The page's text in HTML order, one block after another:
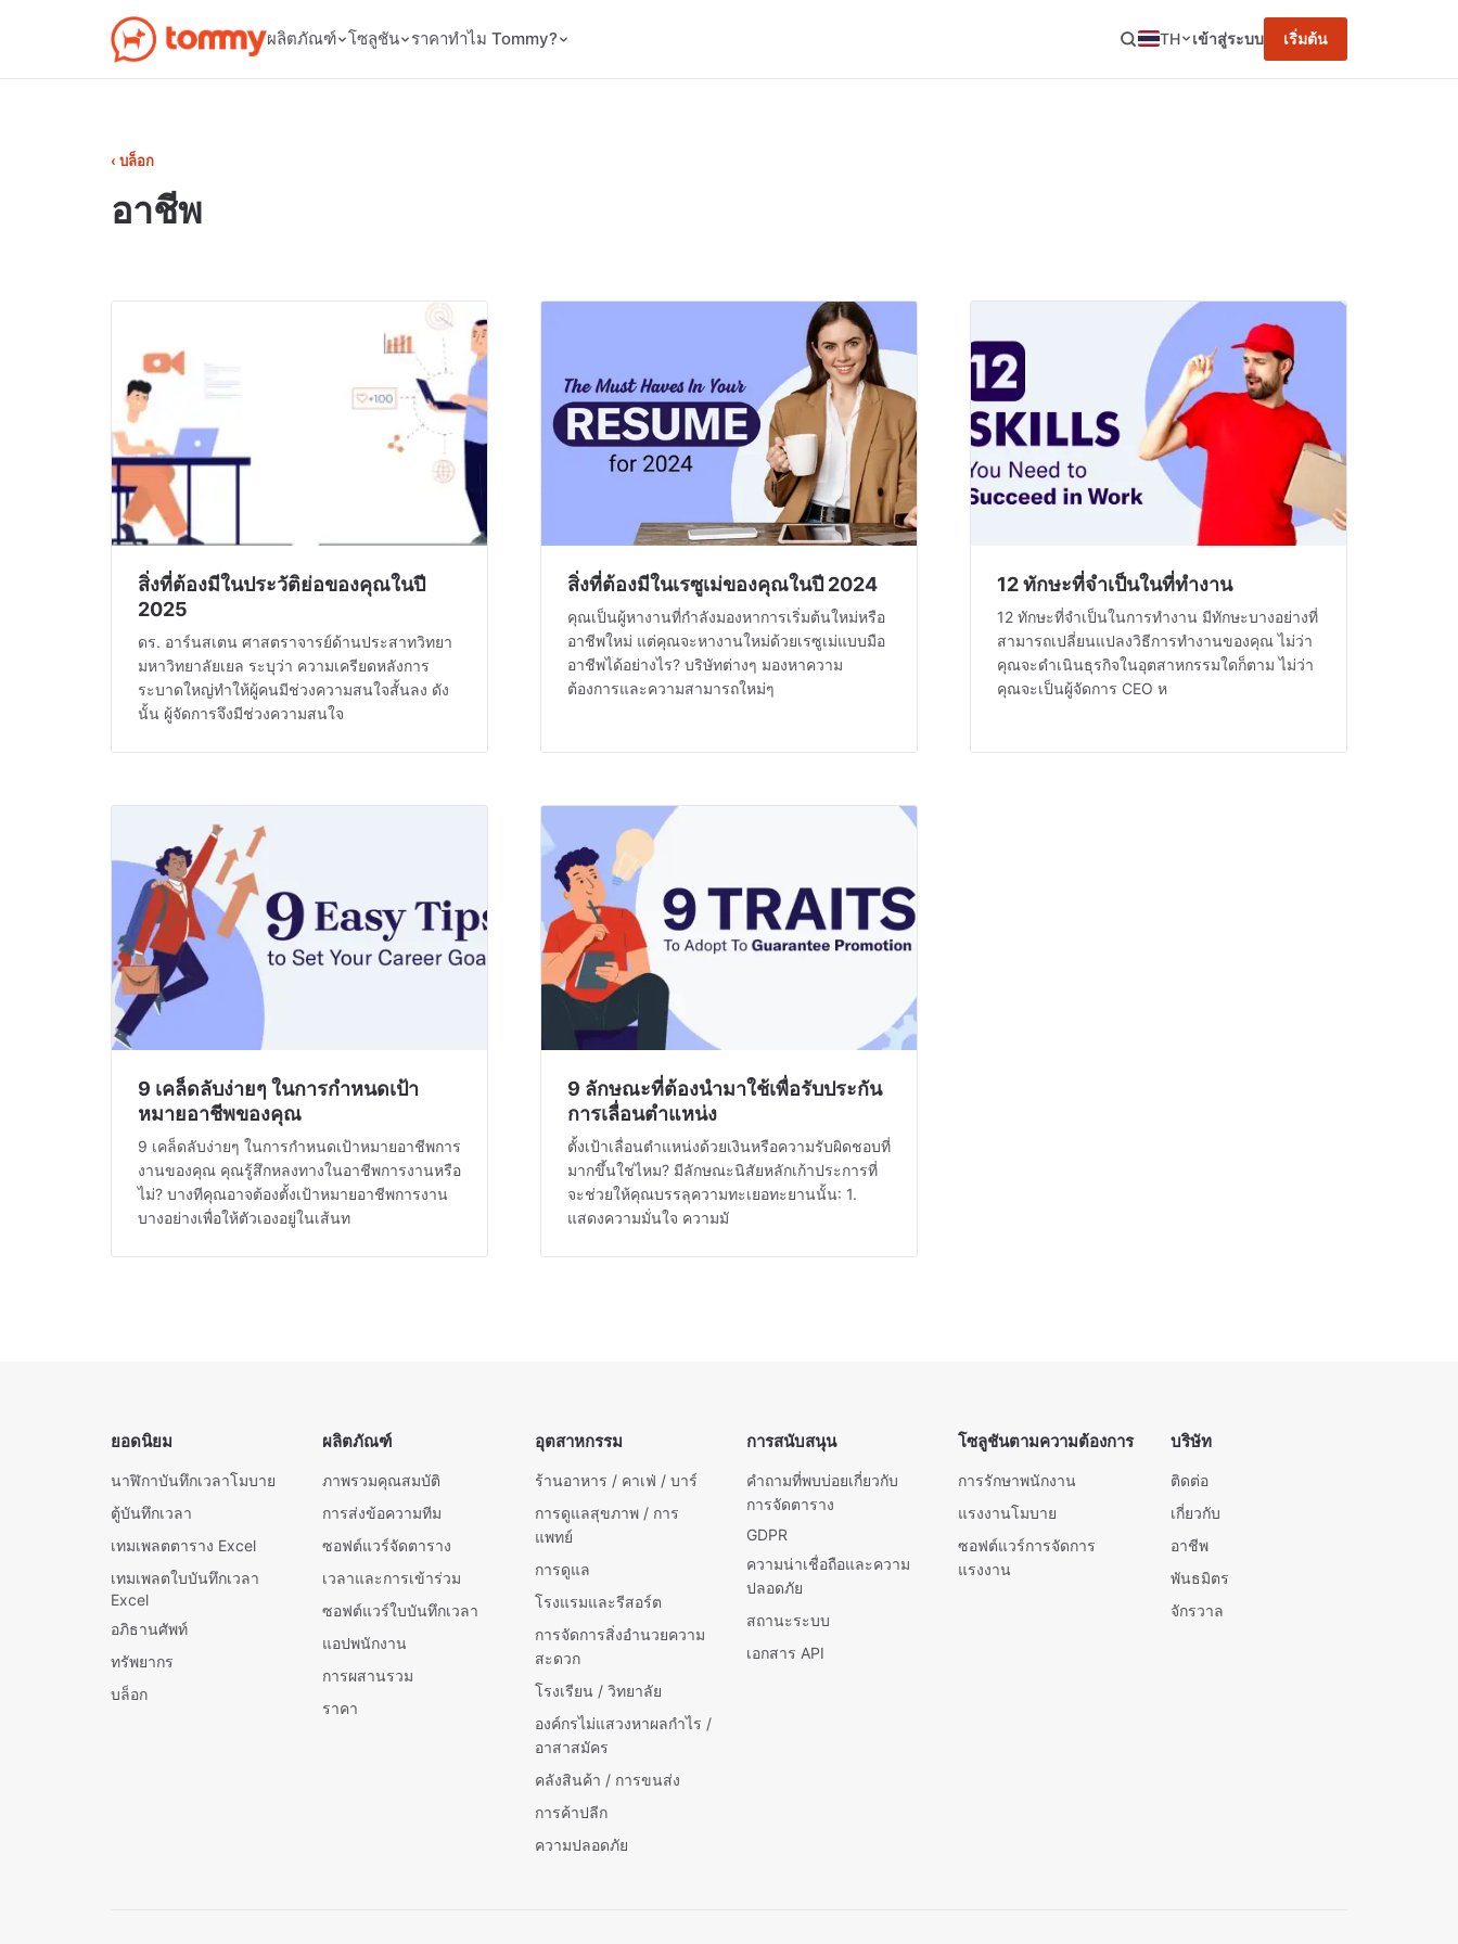
ผลิตภัณฑ์ โซลูชัน ราคาทำไม Tommy? TH เข้าสู่ระบบ เริ่มต้น
‹ บล็อก
อาชีพ
สิ่งที่ต้องมีในประวัติย่อของคุณในปี
2025
ดร. อาร์นสเตน ศาสตราจารย์ด้านประสาทวิทยา
มหาวิทยาลัยเยล ระบุว่า ความเครียดหลังการ
ระบาดใหญ่ทำให้ผู้คนมีช่วงความสนใจสั้นลง ดัง
นั้น ผู้จัดการจึงมีช่วงความสนใจ
สิ่งที่ต้องมีในเรซูเม่ของคุณในปี 2024
คุณเป็นผู้หางานที่กำลังมองหาการเริ่มต้นใหม่หรือ
อาชีพใหม่ แต่คุณจะหางานใหม่ด้วยเรซูเม่แบบมือ
อาชีพได้อย่างไร? บริษัทต่างๆ มองหาความ
ต้องการและความสามารถใหม่ๆ
12 ทักษะที่จำเป็นในที่ทำงาน
12 ทักษะที่จำเป็นในการทำงาน มีทักษะบางอย่างที่
สามารถเปลี่ยนแปลงวิธีการทำงานของคุณ ไม่ว่า
คุณจะดำเนินธุรกิจในอุตสาหกรรมใดก็ตาม ไม่ว่า
คุณจะเป็นผู้จัดการ CEO ห
9 เคล็ดลับง่ายๆ ในการกำหนดเป้า
หมายอาชีพของคุณ
9 เคล็ดลับง่ายๆ ในการกำหนดเป้าหมายอาชีพการ
งานของคุณ คุณรู้สึกหลงทางในอาชีพการงานหรือ
ไม่? บางทีคุณอาจต้องตั้งเป้าหมายอาชีพการงาน
บางอย่างเพื่อให้ตัวเองอยู่ในเส้นท
9 ลักษณะที่ต้องนำมาใช้เพื่อรับประกัน
การเลื่อนตำแหน่ง
ตั้งเป้าเลื่อนตำแหน่งด้วยเงินหรือความรับผิดชอบที่
มากขึ้นใช่ไหม? มีลักษณะนิสัยหลักเก้าประการที่
จะช่วยให้คุณบรรลุความทะเยอทะยานนั้น: 1.
แสดงความมั่นใจ ความมั
ยอดนิยม
นาฬิกาบันทึกเวลาโมบาย
ตู้บันทึกเวลา
เทมเพลตตาราง Excel
เทมเพลตใบบันทึกเวลา
Excel
อภิธานศัพท์
ทรัพยากร
บล็อก
ผลิตภัณฑ์
ภาพรวมคุณสมบัติ
การส่งข้อความทีม
ซอฟต์แวร์จัดตาราง
เวลาและการเข้าร่วม
ซอฟต์แวร์ใบบันทึกเวลา
แอปพนักงาน
การผสานรวม
ราคา
อุตสาหกรรม
ร้านอาหาร / คาเฟ่ / บาร์
การดูแลสุขภาพ / การ
แพทย์
การดูแล
โรงแรมและรีสอร์ต
การจัดการสิ่งอำนวยความ
สะดวก
โรงเรียน / วิทยาลัย
องค์กรไม่แสวงหาผลกำไร /
อาสาสมัคร
คลังสินค้า / การขนส่ง
การค้าปลีก
ความปลอดภัย
การสนับสนุน
คำถามที่พบบ่อยเกี่ยวกับ
การจัดตาราง
GDPR
ความน่าเชื่อถือและความ
ปลอดภัย
สถานะระบบ
เอกสาร API
โซลูชันตามความต้องการ
การรักษาพนักงาน
แรงงานโมบาย
ซอฟต์แวร์การจัดการ
แรงงาน
บริษัท
ติดต่อ
เกี่ยวกับ
อาชีพ
พันธมิตร
จักรวาล